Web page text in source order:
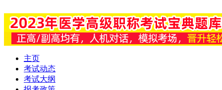
主页
考试动态
考试大纲